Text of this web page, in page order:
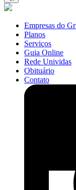
Empresas do
Planos
Serviços
Guia Online
Rede Unividas
Obituário
Contato